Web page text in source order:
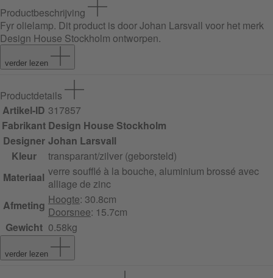
Productbeschrijving
Fyr olielamp. Dit product is door Johan Larsvall voor het merk
Design House Stockholm ontworpen.
verder lezen
Productdetails
Artikel-ID 317857
Fabrikant Design House Stockholm
Designer Johan Larsvall
Kleur
transparant/zilver (geborsteld)
Materiaal verre soufflé à la bouche, aluminium brossé avec
alliage de zinc
Afmeting Hoogte: 30.8cm
Doorsnee: 15.7cm
Gewicht 0.58kg
verder lezen